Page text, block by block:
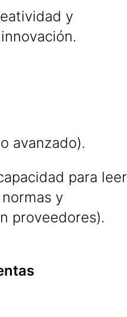
y
avanzado).
para leer
y
proveedores).